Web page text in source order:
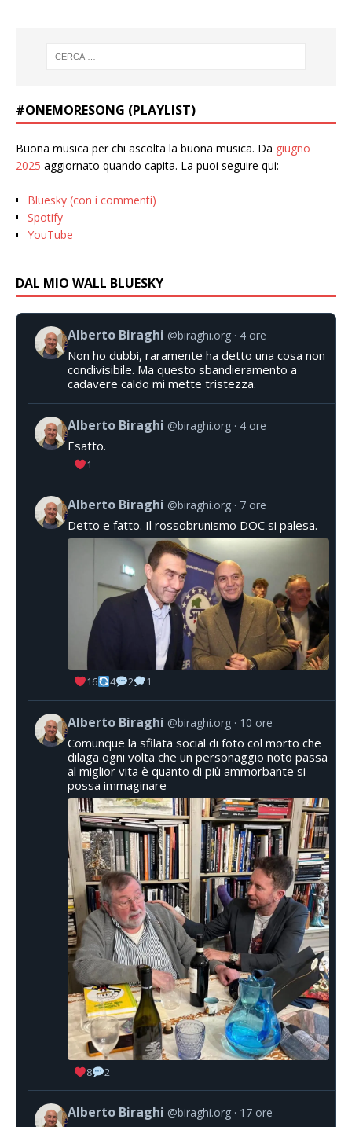
#ONEMORESONG (PLAYLIST)
Buona musica per chi ascolta la buona musica. Da giugno
2025 aggiornato quando capita. La puoi seguire qui:
Bluesky (con i commenti)
Spotify
YouTube
DAL MIO WALL BLUESKY
Alberto Biraghi @biraghi.org 4 ore
Non ho dubbi, raramente ha detto una cosa non
condivisibile. Ma questo sbandieramento a
cadavere caldo mi mette tristezza.
Alberto Biraghi @biraghi.org 4 ore
Esatto.
1
Alberto Biraghi @biraghi.org 7 ore
Detto e fatto. Il rossobrunismo DOC si palesa.
16 4 2 1
Alberto Biraghi @biraghi.org 10 ore
Comunque la sfilata social di foto col morto che
dilaga ogni volta che un personaggio noto passa
al miglior vita è quanto di più ammorbante si
possa immaginare
8 2
Alberto Biraghi @biraghi.org 17 ore